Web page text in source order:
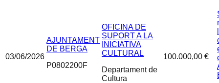
03/06/2026
AJUNTAMENT
DE BERGA
P0802200F
OFICINA DE
SUPORT A LA
INICIATIVA
CULTURAL
Departament de
Cultura
100.000,00 €